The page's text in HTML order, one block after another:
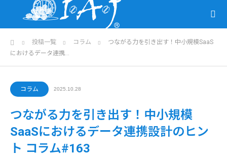
ホーム投稿一覧 コラム
つながる力を引き出す！中小規模SaaS
におけるデータ連携…
コラム 2025.10.28
つながる力を引き出す！中小規模
SaaSにおけるデータ連携設計のヒン
ト コラム#163